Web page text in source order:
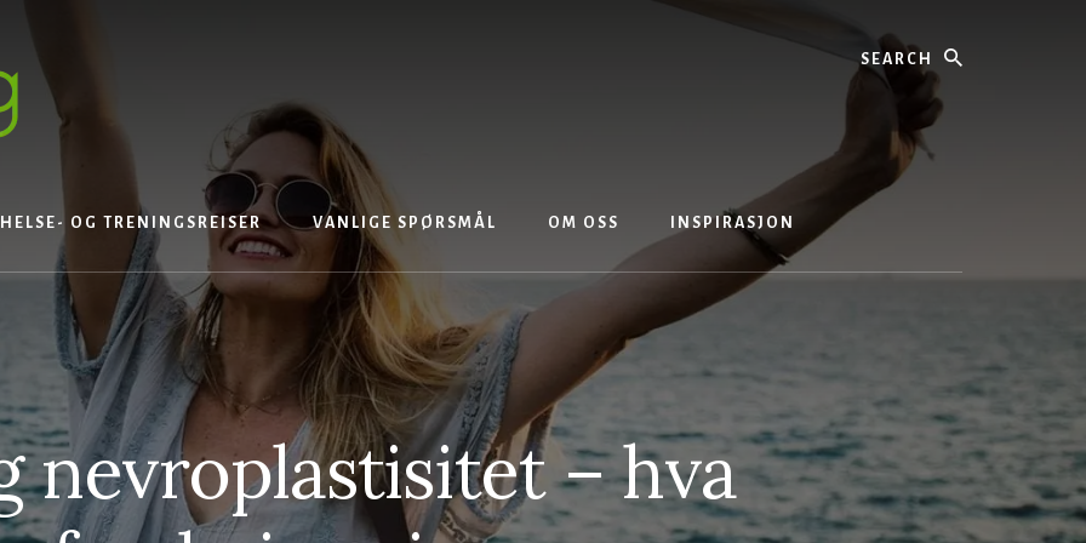
HELSE- OG TRENINGSREISER VANLIGE SPØRSMÅL OM OSS INSPIRASJON
nevroplastisitet – hva